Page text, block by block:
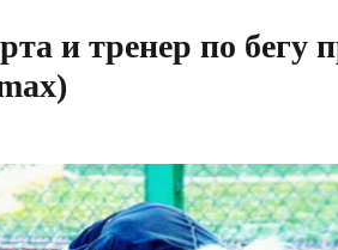
и тренер по бегу